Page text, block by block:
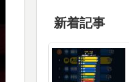
新着記事